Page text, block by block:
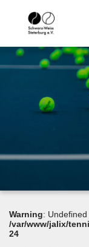
Warning:
/var/www/jalix/
24